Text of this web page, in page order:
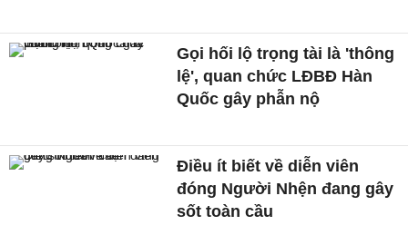
Gọi hối lộ trọng tài là 'thông
lệ', quan chức LĐBĐ Hàn
Quốc gây phẫn nộ
Điều ít biết về diễn viên
đóng Người Nhện đang gây
sốt toàn cầu